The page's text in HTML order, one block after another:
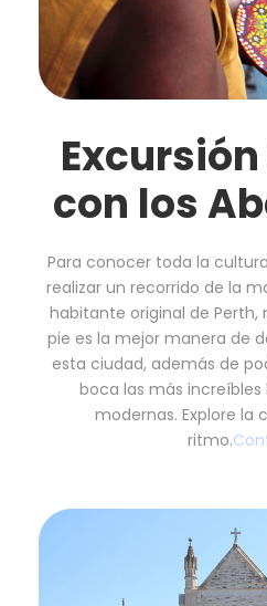
con los
Para conocer toda la
realizar un recorrido de la
habitante original de Perth,
pie es la mejor manera de
esta ciudad, además de
boca las más
modernas. Explore la
ritmo.